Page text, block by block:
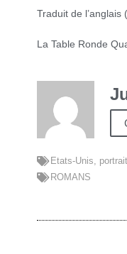
Traduit de
La Table Ronde
Etats-Unis,
ROMANS